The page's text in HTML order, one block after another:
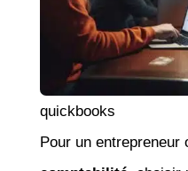
quickbooks
Pour un entrepreneur